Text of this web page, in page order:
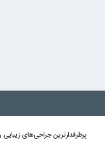
پرطرفدارترین جراحی‌های زیبایی